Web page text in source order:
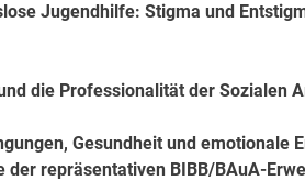
Jugendhilfe: Stigma und
die Professionalität der Sozialen
Gesundheit und emotionale
der repräsentativen BIBB/BAuA-